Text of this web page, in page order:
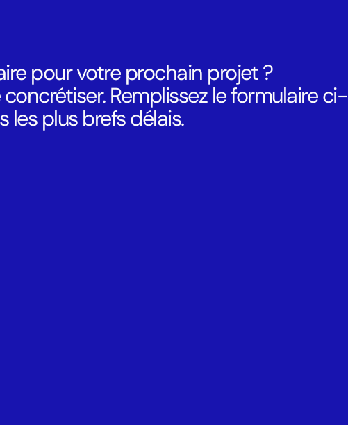
pour votre prochain projet ?
Remplissez le formulaire ci-
plus brefs délais.